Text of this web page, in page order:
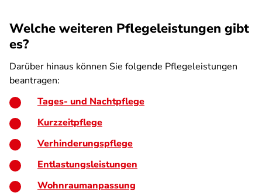
Welche weiteren Pflegeleistungen gibt
es?
Darüber hinaus können Sie folgende Pflegeleistungen
beantragen:
Tages- und Nachtpflege
Kurzzeitpflege
Verhinderungspflege
Entlastungsleistungen
Wohnraumanpassung